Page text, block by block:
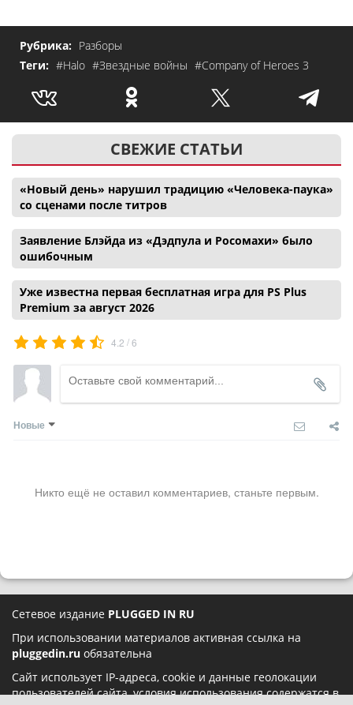
Рубрика: Разборы
Теги: #Halo #Звездные войны #Company of Heroes 3
СВЕЖИЕ СТАТЬИ
«Новый день» нарушил традицию «Человека-паука»
со сценами после титров
Заявление Блэйда из «Дэдпула и Росомахи» было
ошибочным
Уже известна первая бесплатная игра для PS Plus
Premium за август 2026
4.2 /6
Новые
Никто ещё не оставил комментариев, станьте первым.
Сетевое издание PLUGGED IN RU
При использовании материалов активная ссылка на
pluggedin.ru обязательна
Сайт использует IP-адреса, cookie и данные геолокации
пользователей сайта, условия использования содержатся в